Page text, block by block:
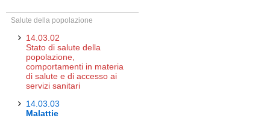
Salute della popolazione
14.03.02
Stato di salute della
popolazione,
comportamenti in materia
di salute e di accesso ai
servizi sanitari
14.03.03
Malattie